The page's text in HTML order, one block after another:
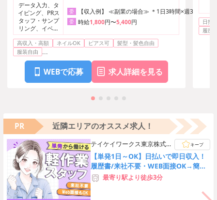
データ入力、タ
イピング、PRス
タッフ・サンプ
リング、イベン
ト・芸能その他
委 【収入例】 ≪副業の場合≫ ＊1日3時間×週3日＋1
委 時給1,800円〜5,400円
高収入・高額 ネイルOK ピアス可
髪型・髪色自由
服装自由
...
WEBで応募 求人詳細を見る
日払
履歴
PR 近隣エリアのオススメ求人！
テイケイワークス東京株式会
社 柏支店
キープ
【単発1日～OK】日払いで即日収入！
履歴書/来社不要・WEB面接OK→簡単
オンライン登録♪
最寄り駅より徒歩3分